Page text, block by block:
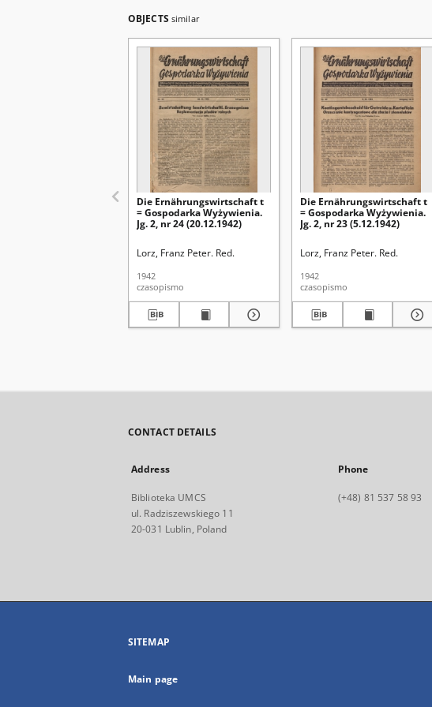
OBJECTS similar
Die Ernährungswirtschaft t
= Gospodarka Wyżywienia.
Jg. 2, nr 24 (20.12.1942)
Lorz, Franz Peter. Red.
1942
czasopismo
Die Ernährungswirtschaft t
= Gospodarka Wyżywienia.
Jg. 2, nr 23 (5.12.1942)
Lorz, Franz Peter. Red.
1942
czasopismo
CONTACT DETAILS
Address
Biblioteka UMCS
ul. Radziszewskiego 11
20-031 Lublin, Poland
Phone
(+48) 81 537 58 93
SITEMAP
Main page